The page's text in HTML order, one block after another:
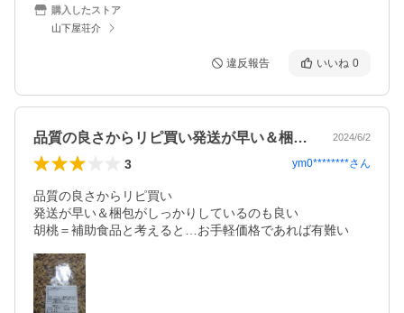
購入したストア
山下屋荘介
違反報告 いいね 0
品質の良さからリピ買い発送が早い＆梱包… 2024/6/2
3 ym0********さん
品質の良さからリピ買い
発送が早い＆梱包がしっかりしているのも良い
胡桃＝補助食品と考えると…お手軽価格であれば有難い